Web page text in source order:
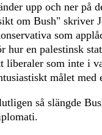
upp och ner på
om Bush" skriver
som
hur en palestinsk
liberaler som inte i
målet med
så slängde